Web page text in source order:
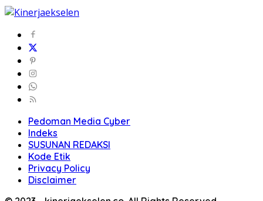
Pedoman Media Cyber
Indeks
SUSUNAN REDAKSI
Kode Etik
Privacy Policy
Disclaimer